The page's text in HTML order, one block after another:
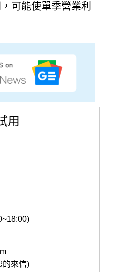
可能使單季營業利
用
的來信)